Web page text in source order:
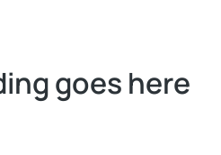
goes here